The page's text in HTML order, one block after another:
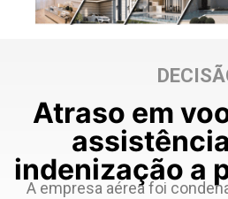
Atraso em
indenização a
A empresa aérea foi